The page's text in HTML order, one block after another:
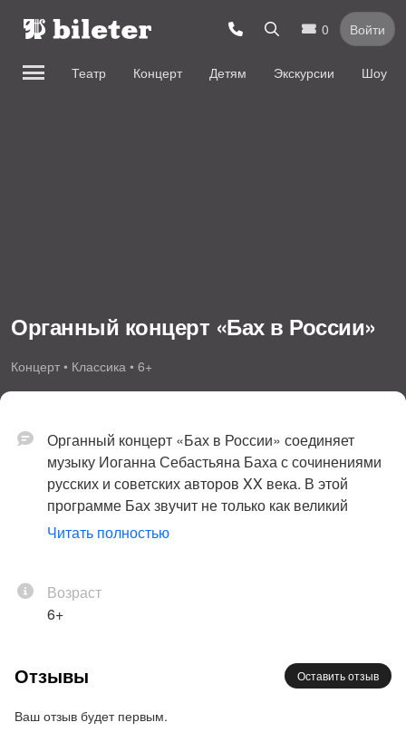
0 Войти
Театр Концерт Детям Экскурсии Шоу
Органный концерт «Бах в России»
Концерт • Классика • 6+
Органный концерт «Бах в России» соединяет
музыку Иоганна Себастьяна Баха с сочинениями
русских и советских авторов XX века. В этой
программе Бах звучит не только как великий
мастер барочной полифонии, но и как точка
искусством формы и внутренней дисциплиной
музыкальной мысли.
Прелюдия и фуга ре минор, BWV 539 показывает,
вырастает большое и цельное звучание —
Читать полностью
Возраст
6+
Отзывы Оставить отзыв
Ваш отзыв будет первым.